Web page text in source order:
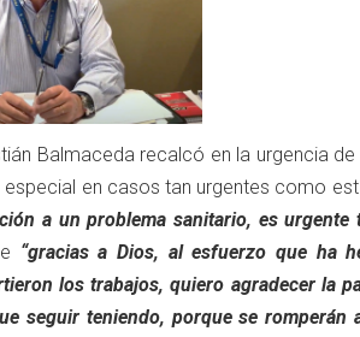
Balmaceda recalcó en la urgencia de
en casos tan urgentes como
a un problema sanitario, es urgente
“gracias a Dios, al esfuerzo que ha
los trabajos, quiero agradecer la
seguir teniendo, porque se romperán